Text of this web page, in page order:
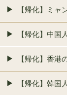
【帰化】ミャ
【帰化】中国
【帰化】香港
【帰化】韓国